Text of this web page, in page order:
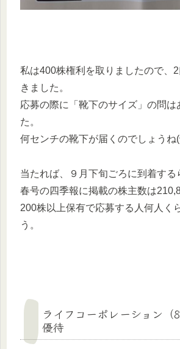
私は400株権利を取りましたので、
きました。
応募の際に「靴下のサイズ」の問は
た。
何センチの靴下が届くのでしょうね
当たれば、９月下旬ごろに到着する
春号の四季報に掲載の株主数は
200株以上保有で応募する人何人く
う。
ライフコーポレーション（
優待